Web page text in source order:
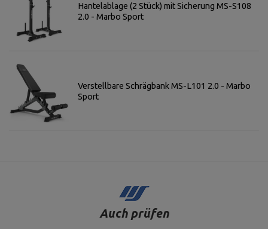
Hantelablage (2 Stück) mit Sicherung MS-S108
2.0 - Marbo Sport
Verstellbare Schrägbank MS-L101 2.0 - Marbo
Sport
Auch prüfen